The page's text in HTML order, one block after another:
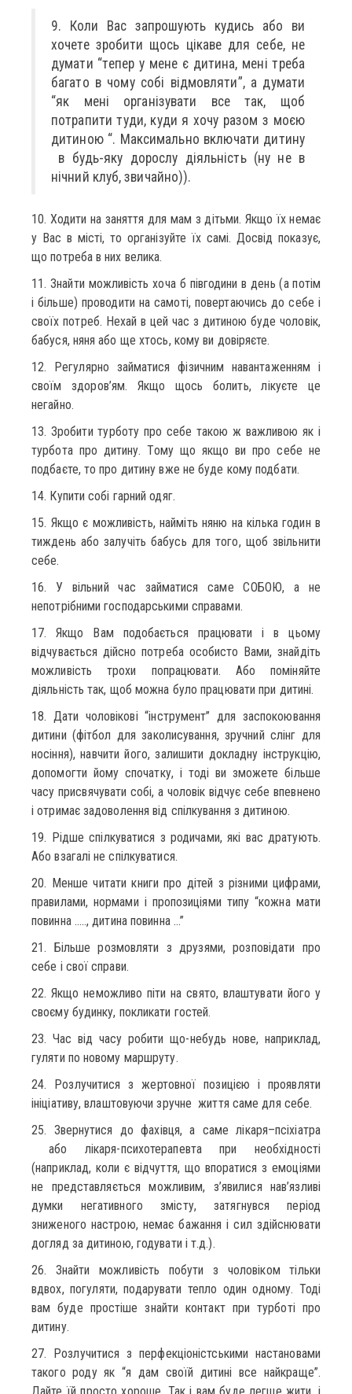
9. Коли Вас запрошують кудись або ви
хочете зробити щось цікаве для себе, не
думати “тепер у мене є дитина, мені треба
багато в чому собі відмовляти”, а думати
“як мені організувати все так, щоб
потрапити туди, куди я хочу разом з моєю
дитиною “. Максимально включати дитину
в будь-яку дорослу діяльність (ну не в
нічний клуб, звичайно)).
10. Ходити на заняття для мам з дітьми. Якщо їх немає
у Вас в місті, то організуйте їх самі. Досвід показує,
що потреба в них велика.
11. Знайти можливість хоча б півгодини в день (а потім
і більше) проводити на самоті, повертаючись до себе і
своїх потреб. Нехай в цей час з дитиною буде чоловік,
бабуся, няня або ще хтось, кому ви довіряєте.
12. Регулярно займатися фізичним навантаженням і
своїм здоров’ям. Якщо щось болить, лікуєте це
негайно.
13. Зробити турботу про себе такою ж важливою як і
турбота про дитину. Тому що якщо ви про себе не
подбаєте, то про дитину вже не буде кому подбати.
14. Купити собі гарний одяг.
15. Якщо є можливість, найміть няню на кілька годин в
тиждень або залучіть бабусь для того, щоб звільнити
себе.
16. У вільний час займатися саме СОБОЮ, а не
непотрібними господарськими справами.
17. Якщо Вам подобається працювати і в цьому
відчувається дійсно потреба особисто Вами, знайдіть
можливість трохи попрацювати. Або поміняйте
діяльність так, щоб можна було працювати при дитині.
18. Дати чоловікові “інструмент” для заспокоювання
дитини (фітбол для заколисування, зручний слінг для
носіння), навчити його, залишити докладну інструкцію,
допомогти йому спочатку, і тоді ви зможете більше
часу присвячувати собі, а чоловік відчує себе впевнено
і отримає задоволення від спілкування з дитиною.
19. Рідше спілкуватися з родичами, які вас дратують.
Або взагалі не спілкуватися.
20. Менше читати книги про дітей з різними цифрами,
правилами, нормами і пропозиціями типу “кожна мати
повинна ….., дитина повинна …”
21. Більше розмовляти з друзями, розповідати про
себе і свої справи.
22. Якщо неможливо піти на свято, влаштувати його у
своєму будинку, покликати гостей.
23. Час від часу робити що-небудь нове, наприклад,
гуляти по новому маршруту.
24. Розлучитися з жертовної позицією і проявляти
ініціативу, влаштовуючи зручне життя саме для себе.
25. Звернутися до фахівця, а саме лікаря–псіхіатра
або лікаря-психотерапевта при необхідності
(наприклад, коли є відчуття, що впоратися з емоціями
не представляється можливим, з’явилися нав’язливі
думки негативного змісту, затягнувся період
зниженого настрою, немає бажання і сил здійснювати
догляд за дитиною, годувати і т.д.).
26. Знайти можливість побути з чоловіком тільки
вдвох, погуляти, подарувати тепло один одному. Тоді
вам буде простіше знайти контакт при турботі про
дитину.
27. Розлучитися з перфекціоністськими настановами
такого роду як “я дам своїй дитині все найкраще”.